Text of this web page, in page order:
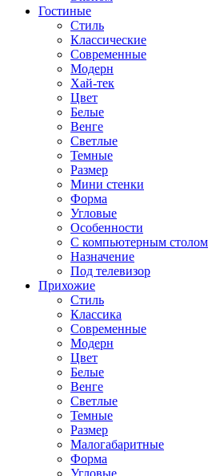
Гостиные
Стиль
Классические
Современные
Модерн
Хай-тек
Цвет
Белые
Венге
Светлые
Темные
Размер
Мини стенки
Форма
Угловые
Особенности
С компьютерным столом
Назначение
Под телевизор
Прихожие
Стиль
Классика
Современные
Модерн
Цвет
Белые
Венге
Светлые
Темные
Размер
Малогабаритные
Форма
Угловые